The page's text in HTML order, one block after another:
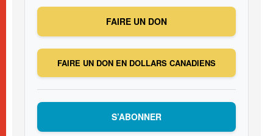
FAIRE UN DON
FAIRE UN DON EN DOLLARS CANADIENS
S’ABONNER